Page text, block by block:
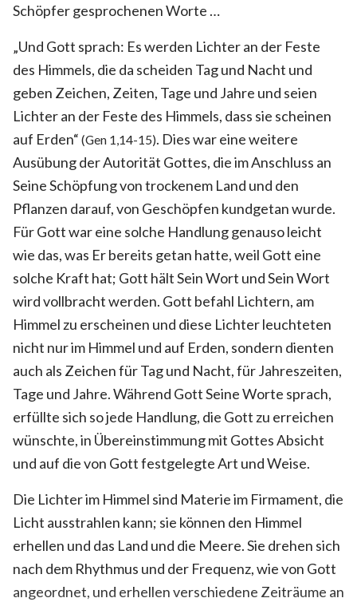
Schöpfer gesprochenen Worte …
„Und Gott sprach: Es werden Lichter an der Feste
des Himmels, die da scheiden Tag und Nacht und
geben Zeichen, Zeiten, Tage und Jahre und seien
Lichter an der Feste des Himmels, dass sie scheinen
auf Erden“ (Gen 1,14-15). Dies war eine weitere
Ausübung der Autorität Gottes, die im Anschluss an
Seine Schöpfung von trockenem Land und den
Pflanzen darauf, von Geschöpfen kundgetan wurde.
Für Gott war eine solche Handlung genauso leicht
wie das, was Er bereits getan hatte, weil Gott eine
solche Kraft hat; Gott hält Sein Wort und Sein Wort
wird vollbracht werden. Gott befahl Lichtern, am
Himmel zu erscheinen und diese Lichter leuchteten
nicht nur im Himmel und auf Erden, sondern dienten
auch als Zeichen für Tag und Nacht, für Jahreszeiten,
Tage und Jahre. Während Gott Seine Worte sprach,
erfüllte sich so jede Handlung, die Gott zu erreichen
wünschte, in Übereinstimmung mit Gottes Absicht
und auf die von Gott festgelegte Art und Weise.
Die Lichter im Himmel sind Materie im Firmament, die
Licht ausstrahlen kann; sie können den Himmel
erhellen und das Land und die Meere. Sie drehen sich
nach dem Rhythmus und der Frequenz, wie von Gott
angeordnet, und erhellen verschiedene Zeiträume an